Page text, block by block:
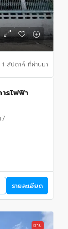
1 สัปดาห์ ที่ผ่านมา
รไฟฟ้า
รายละเอียด
ขาย